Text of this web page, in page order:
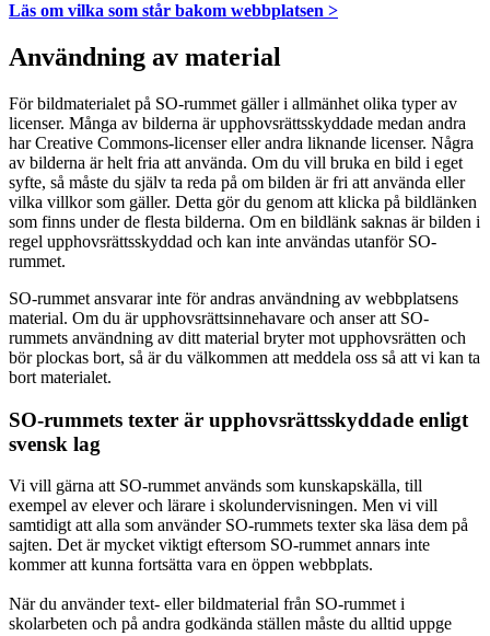
Läs om vilka som står bakom webbplatsen >
Användning av material
För bildmaterialet på SO-rummet gäller i allmänhet olika typer av
licenser. Många av bilderna är upphovsrättsskyddade medan andra
har Creative Commons-licenser eller andra liknande licenser. Några
av bilderna är helt fria att använda. Om du vill bruka en bild i eget
syfte, så måste du själv ta reda på om bilden är fri att använda eller
vilka villkor som gäller. Detta gör du genom att klicka på bildlänken
som finns under de flesta bilderna. Om en bildlänk saknas är bilden i
regel upphovsrättsskyddad och kan inte användas utanför SO-
rummet.
SO-rummet ansvarar inte för andras användning av webbplatsens
material. Om du är upphovsrättsinnehavare och anser att SO-
rummets användning av ditt material bryter mot upphovsrätten och
bör plockas bort, så är du välkommen att meddela oss så att vi kan ta
bort materialet.
SO-rummets texter är upphovsrättsskyddade enligt
svensk lag
Vi vill gärna att SO-rummet används som kunskapskälla, till
exempel av elever och lärare i skolundervisningen. Men vi vill
samtidigt att alla som använder SO-rummets texter ska läsa dem på
sajten. Det är mycket viktigt eftersom SO-rummet annars inte
kommer att kunna fortsätta vara en öppen webbplats.
När du använder text- eller bildmaterial från SO-rummet i
skolarbeten och på andra godkända ställen måste du alltid uppge